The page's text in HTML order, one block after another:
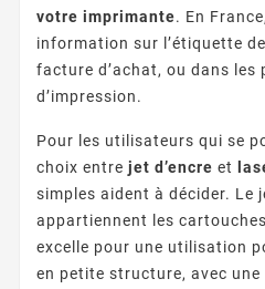
votre imprimante. En
information sur l’étiquette
facture d’achat, ou dans les
d’impression.
Pour les utilisateurs qui se
choix entre jet d’encre et
simples aident à décider. Le
appartiennent les
excelle pour une utilisation
en petite structure, avec une